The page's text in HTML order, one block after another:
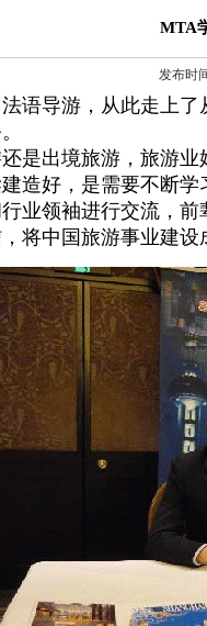
MTA
发布时
语导游，从此走上
是出境旅游，旅游
造好，是需要不断
业领袖进行交流，
将中国旅游事业建